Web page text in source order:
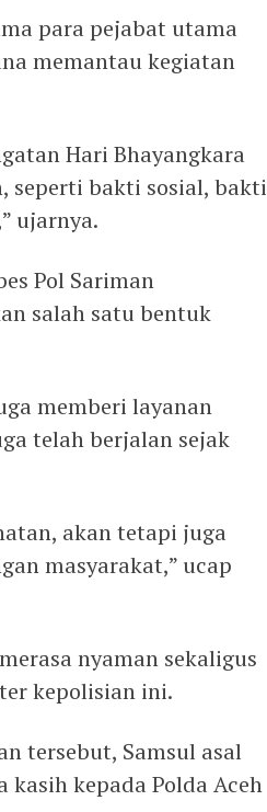
para pejabat utama
memantau kegiatan
Hari Bhayangkara
seperti bakti sosial, bakti
ujarnya.
Pol Sariman
salah satu bentuk
memberi layanan
telah berjalan sejak
akan tetapi juga
masyarakat,” ucap
nyaman sekaligus
kepolisian ini.
tersebut, Samsul asal
kasih kepada Polda Aceh